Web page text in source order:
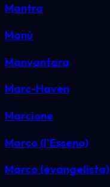
Mantra
Manù
Manvantara
Marc-Haven
Marcione
Marco (l'Esseno)
Marco (evangelista)